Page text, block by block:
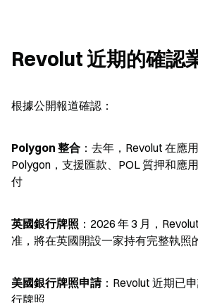
Revolut 近期的確認
根據公開報道確認：
Polygon 整合 ：去年，Revolut 在應
Polygon，支援匯款、POL 質押和應
付
英國銀行牌照 ：2026 年 3 月，
准，將在英國開設一家持有完整執照
美國銀行牌照申請：Revolut 近期已
行牌照